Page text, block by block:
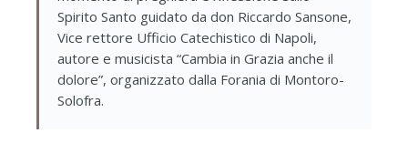
Spirito Santo guidato da don Riccardo Sansone,
Vice rettore Ufficio Catechistico di Napoli,
autore e musicista “Cambia in Grazia anche il
dolore”, organizzato dalla Forania di Montoro-
Solofra.